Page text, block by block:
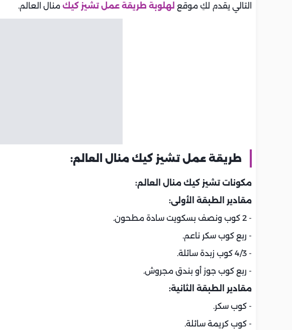
التالي يقدم لكِ موقع لهلوبة طريقة عمل تشيز كيك منال العالم.
طريقة عمل تشيز كيك منال العالم:
مكونات تشيز كيك منال العالم:
مقادير الطبقة الأولى:
- 2 كوب ونصف بسكويت سادة مطحون.
- ربع كوب سكر ناعم.
- 4/3 كوب زبدة سائلة.
- ربع كوب جوز أو بندق مجروش.
مقادير الطبقة الثانية:
- كوب سكر.
- كوب كريمة سائلة.